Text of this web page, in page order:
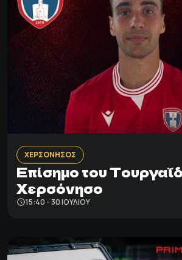
ΧΕΡΣΟΝΗΣΟΣ
Επίσημο του
Χερσόνησο
15:40 - 30 ΙΟΥΛΊΟΥ